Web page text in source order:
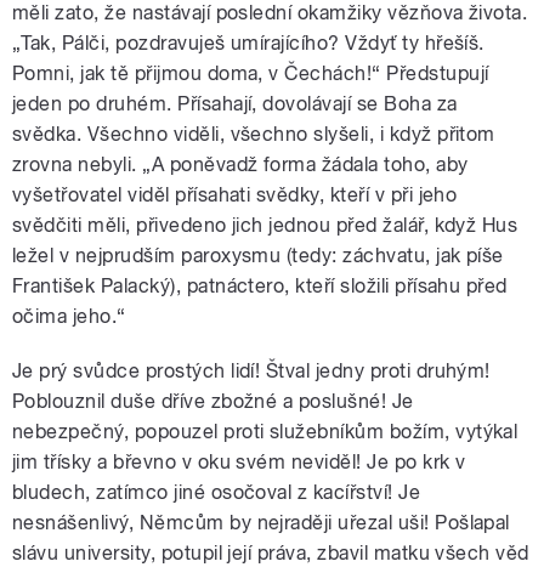
měli zato, že nastávají poslední okamžiky vězňova života.
„Tak, Pálči, pozdravuješ umírajícího? Vždyť ty hřešíš.
Pomni, jak tě přijmou doma, v Čechách!“ Předstupují
jeden po druhém. Přísahají, dovolávají se Boha za
svědka. Všechno viděli, všechno slyšeli, i když přitom
zrovna nebyli. „A poněvadž forma žádala toho, aby
vyšetřovatel viděl přísahati svědky, kteří v při jeho
svědčiti měli, přivedeno jich jednou před žalář, když Hus
ležel v nejprudším paroxysmu (tedy: záchvatu, jak píše
František Palacký), patnáctero, kteří složili přísahu před
očima jeho.“
Je prý svůdce prostých lidí! Štval jedny proti druhým!
Poblouznil duše dříve zbožné a poslušné! Je
nebezpečný, popouzel proti služebníkům božím, vytýkal
jim třísky a břevno v oku svém neviděl! Je po krk v
bludech, zatímco jiné osočoval z kacířství! Je
nesnášenlivý, Němcům by nejraději uřezal uši! Pošlapal
slávu university, potupil její práva, zbavil matku všech věd